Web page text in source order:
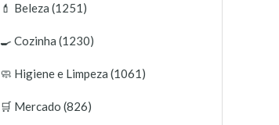
💄 Beleza (1251)
🍳 Cozinha (1230)
🧼 Higiene e Limpeza (1061)
🛒 Mercado (826)